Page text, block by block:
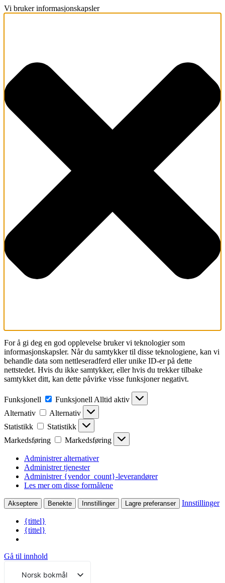
Vi bruker informasjonskapsler
For å gi deg en god opplevelse bruker vi teknologier som
informasjonskapsler. Når du samtykker til disse teknologiene, kan vi
behandle data som nettleseradferd eller unike ID-er på dette
nettstedet. Hvis du ikke samtykker, eller hvis du trekker tilbake
samtykket ditt, kan dette påvirke visse funksjoner negativt.
Funksjonell Funksjonell Alltid aktiv
Alternativ
Alternativ
Statistikk
Statistikk
Markedsføring
Markedsføring
Administrer alternativer
Administrer tjenester
Administrer {vendor_count}-leverandører
Les mer om disse formålene
Akseptere Benekte Innstillinger Lagre preferanser Innstillinger
{tittel}
{tittel}
Gå til innhold
Norsk bokmål